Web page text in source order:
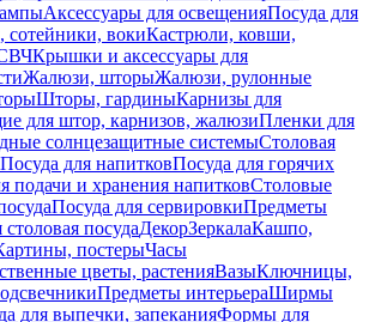
Аксессуары для освещенияПосуда для
сотейники, вокиКастрюли, ковши,
Крышки и аксессуары для
Жалюзи, шторыЖалюзи, рулонные
Шторы, гардиныКарнизы для
для штор, карнизов, жалюзиПленки для
солнцезащитные системыСтоловая
Посуда для напитковПосуда для горячих
подачи и хранения напитковСтоловые
Посуда для сервировкиПредметы
столовая посудаДекорЗеркалаКашпо,
постерыЧасы
цветы, растенияВазыКлючницы,
Предметы интерьераШирмы
для выпечки, запеканияФормы для